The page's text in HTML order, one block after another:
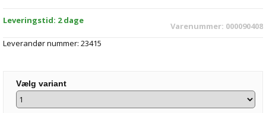
Leveringstid: 2 dage
Varenummer: 000090408
Leverandør nummer: 23415
Vælg variant